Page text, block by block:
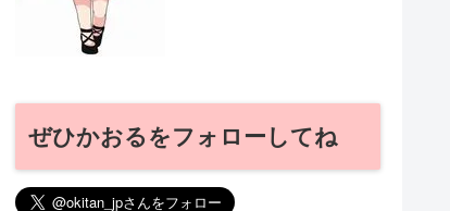
ぜひかおるをフォローしてね